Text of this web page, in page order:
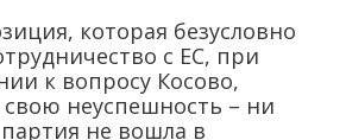
которая безусловно
с ЕС, при
к вопросу Косово,
свою неуспешность – ни
не вошла в